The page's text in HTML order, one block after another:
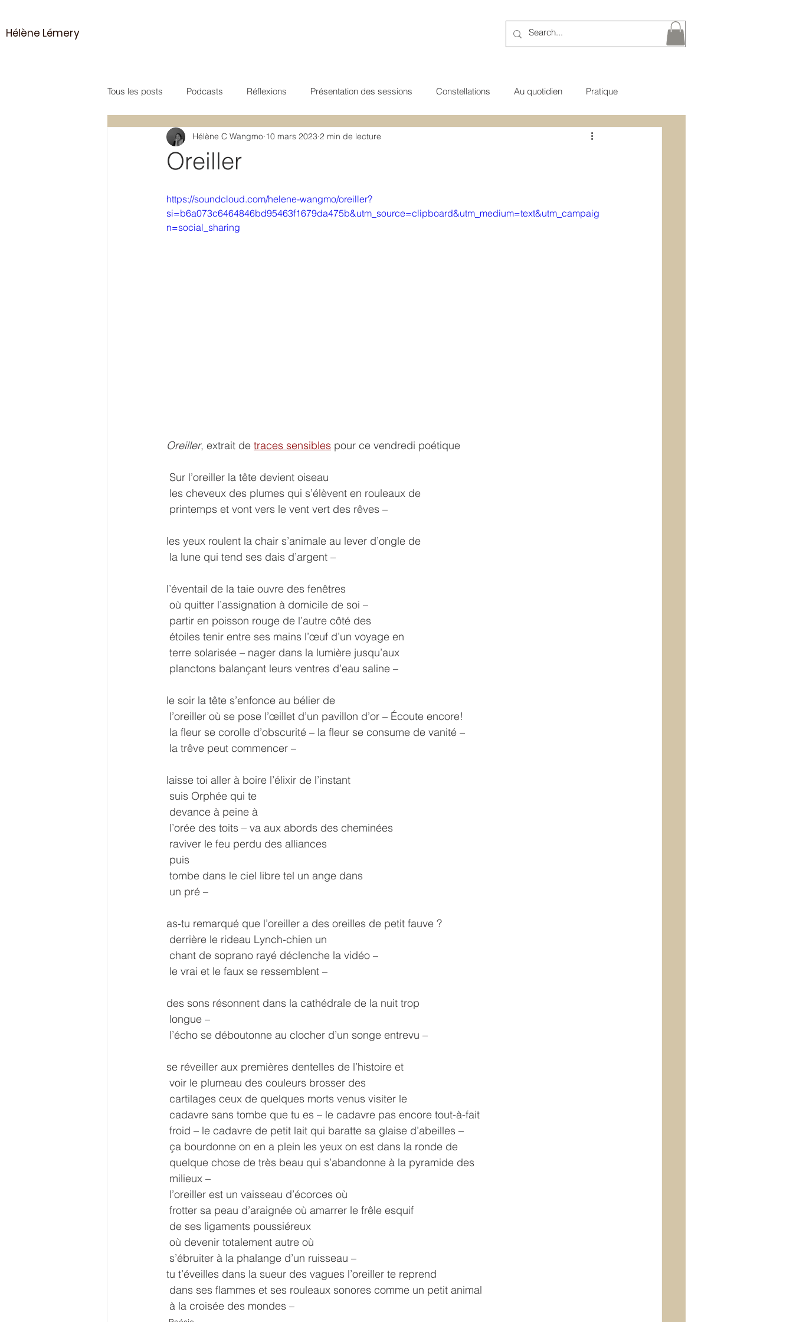
Hélène Lémery
Tous les posts Podcasts Réflexions Présentation des sessions Constellations Au quotidien Pratique
Poésie Méditations guidées Transgénérationnel
Oreiller
Hélène C Wangmo 10 mars 2023 2 min de lecture
https://soundcloud.com/helene-wangmo/oreiller?
si=b6a073c6464846bd95463f1679da475b&utm_source=clipboard&utm_medium=text&utm_campaig
n=social_sharing
Oreiller, extrait de traces sensibles pour ce vendredi poétique
Sur l’oreiller la tête devient oiseau
les cheveux des plumes qui s’élèvent en rouleaux de
printemps et vont vers le vent vert des rêves –
les yeux roulent la chair s’animale au lever d’ongle de
la lune qui tend ses dais d’argent –
l’éventail de la taie ouvre des fenêtres
où quitter l’assignation à domicile de soi –
partir en poisson rouge de l’autre côté des
étoiles tenir entre ses mains l’œuf d’un voyage en
terre solarisée – nager dans la lumière jusqu’aux
planctons balançant leurs ventres d’eau saline –
le soir la tête s’enfonce au bélier de
l’oreiller où se pose l’œillet d’un pavillon d’or – Écoute encore!
la fleur se corolle d’obscurité – la fleur se consume de vanité –
la trêve peut commencer –
laisse toi aller à boire l’élixir de l’instant
suis Orphée qui te
devance à peine à
l’orée des toits – va aux abords des cheminées
raviver le feu perdu des alliances
puis
tombe dans le ciel libre tel un ange dans
un pré –
as-tu remarqué que l’oreiller a des oreilles de petit fauve ?
derrière le rideau Lynch-chien un
chant de soprano rayé déclenche la vidéo –
le vrai et le faux se ressemblent –
des sons résonnent dans la cathédrale de la nuit trop
longue –
l’écho se déboutonne au clocher d’un songe entrevu –
se réveiller aux premières dentelles de l’histoire et
voir le plumeau des couleurs brosser des
cartilages ceux de quelques morts venus visiter le
cadavre sans tombe que tu es – le cadavre pas encore tout-à-fait
froid – le cadavre de petit lait qui baratte sa glaise d’abeilles –
ça bourdonne on en a plein les yeux on est dans la ronde de
quelque chose de très beau qui s’abandonne à la pyramide des
milieux –
l’oreiller est un vaisseau d’écorces où
frotter sa peau d’araignée où amarrer le frêle esquif
de ses ligaments poussiéreux
où devenir totalement autre où
s’ébruiter à la phalange d’un ruisseau –
tu t’éveilles dans la sueur des vagues l’oreiller te reprend
dans ses flammes et ses rouleaux sonores comme un petit animal
à la croisée des mondes –